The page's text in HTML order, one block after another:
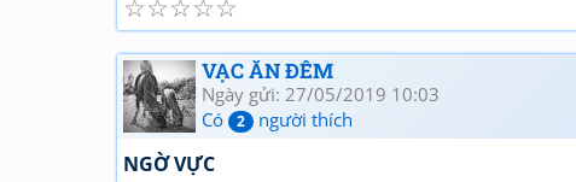
☆
☆
☆
☆
☆
VẠC ĂN ĐÊM
Ngày gửi: 27/05/2019 10:03
Có
2 người thích
NGỜ VỰC